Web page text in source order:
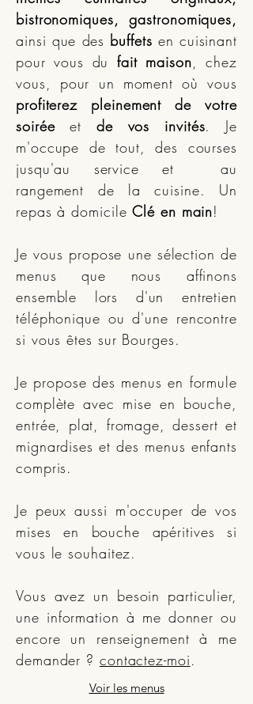
bistronomiques, gastronomiques,
ainsi que des buffets en cuisinant
pour vous dufait maison, chez
vous, pour un moment où vous
profiterez pleinement de votre
soiréeet de vos invités. Je
m'occupe de tout, des courses
jusqu'au service et au
rangement de la cuisine. Un
repas à domicileClé en main!
Je vous propose une sélection de
menus que nous affinons
ensemble lors d'un entretien
téléphonique ou d'une rencontre
si vous êtes sur Bourges.
Je propose des menus en formule
complète avec mise en bouche,
entrée, plat, fromage, dessert et
mignardises et des menus enfants
compris.
Je peux aussi m'occuper de vos
mises en bouche apéritives si
vous le souhaitez.
Vous avez un besoin particulier,
une information à me donner ou
encore un renseignement à me
demander ? contactez-moi.
Voir les menus